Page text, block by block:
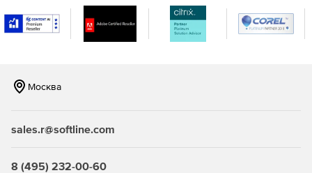
Москва
sales.r@softline.com
8 (495) 232-00-60